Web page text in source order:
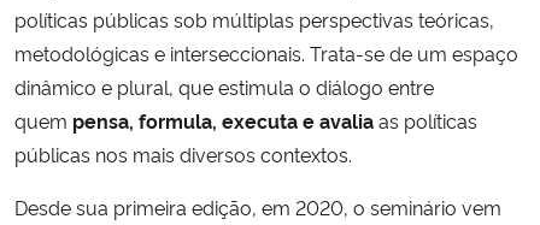
Ministério da Mulher, da Família e dos Direitos Humanos
Secretaria-Geral
Secretaria de Governo
políticas públicas sob múltiplas perspectivas teóricas,
metodológicas e interseccionais. Trata-se de um espaço
dinâmico e plural, que estimula o diálogo entre
quem pensa, formula, executa e avaliaas políticas
públicas nos mais diversos contextos.
Desde sua primeira edição, em 2020, o seminário vem